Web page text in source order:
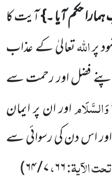
حکم آیا ۔}آیت کا
پراللہتعالیٰ کے عذاب
فضل اور رحمت سے
اور ان پر ایمان
اس دن کی رسوائی سے
الآیۃ:۶۶،۷/۶۴)